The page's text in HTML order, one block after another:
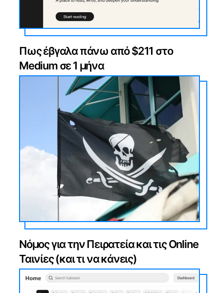
Πως έβγαλα πάνω από $211 στο
Medium σε 1 μήνα
Νόμος για την Πειρατεία και τις Online
Ταινίες (και τι να κάνεις)